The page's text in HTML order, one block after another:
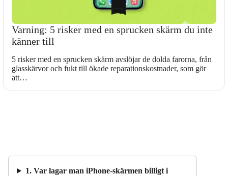
Varning: 5 risker med en sprucken skärm du inte
känner till
5 risker med en sprucken skärm avslöjar de dolda farorna, från
glasskärvor och fukt till ökade reparationskostnader, som gör
att…
1. Var lagar man iPhone-skärmen billigt i